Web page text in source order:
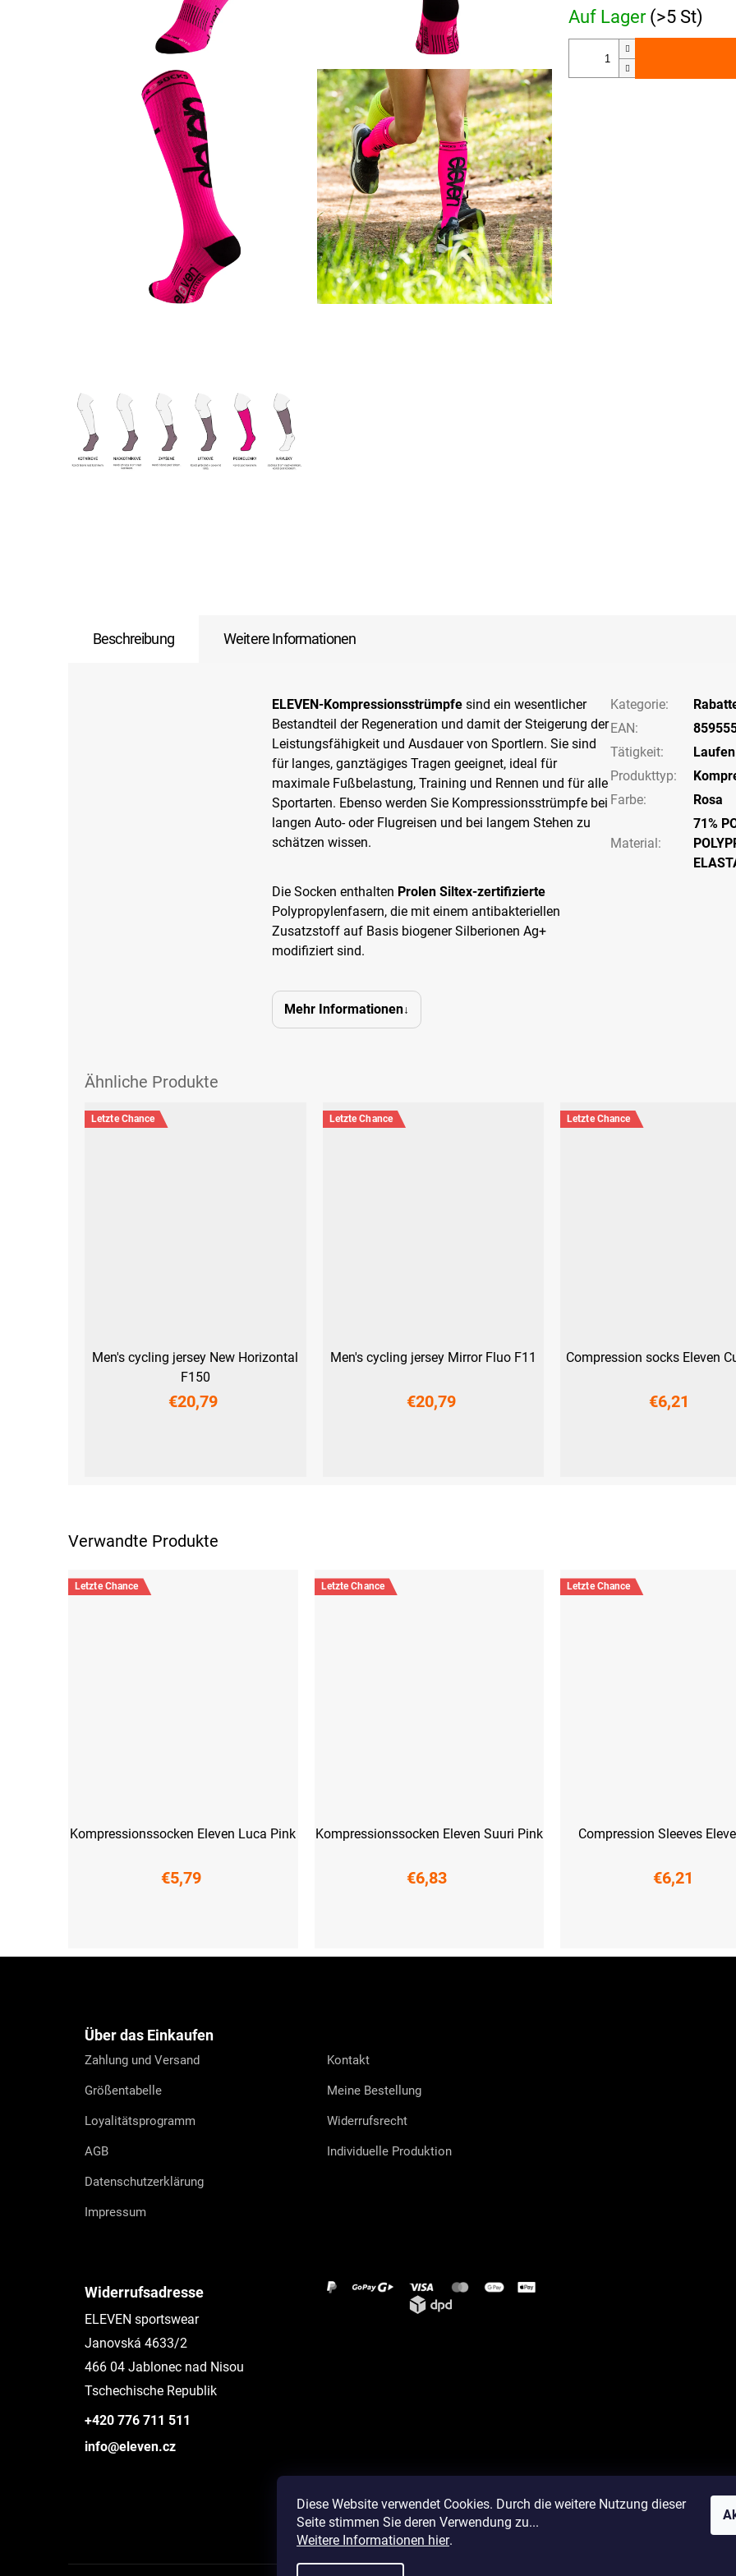
Diese Website verwendet Cookies. Durch die weitere Nutzung dieser
Seite stimmen Sie deren Verwendung zu...
Weitere Informationen hier.
Auf Lager (>5 St)
Verwandte Produkte
Letzte Chance
Kompressionssocken Eleven Luca Pink
€5,79
Letzte Chance
Kompressionssocken Eleven Suuri Pink
€6,83
Letzte Chance
Compression Sleeves
€6,21
Beschreibung Weitere Informationen
ELEVEN-Kompressionsstrümpfesind ein wesentlicher
Bestandteil der Regeneration und damit der Steigerung der
Leistungsfähigkeit und Ausdauer von Sportlern. Sie sind
für langes, ganztägiges Tragen geeignet, ideal für
maximale Fußbelastung, Training und Rennen und für alle
Sportarten. Ebenso werden Sie Kompressionsstrümpfe bei
langen Auto- oder Flugreisen und bei langem Stehen zu
schätzen wissen.
Die Socken enthalten Prolen Siltex-zertifizierte
Polypropylenfasern, die mit einem antibakteriellen
Zusatzstoff auf Basis biogener Silberionen Ag+
modifiziert sind.
Mehr Informationen
Kategorie:
EAN:
Tätigkeit:
Laufen
Produkttyp:
Farbe: Rosa
Material:
71%
Letzte Chance
Men's cycling jersey New Horizontal
F150
€20,79
Letzte Chance
Men's cycling jersey Mirror Fluo F11
€20,79
Letzte Chance
Compression socks Eleven
€6,21
Über das Einkaufen
Zahlung und Versand
Größentabelle
Loyalitätsprogramm
AGB
Datenschutzerklärung
Impressum
Kontakt
Meine Bestellung
Widerrufsrecht
Individuelle Produktion
Widerrufsadresse
ELEVEN sportswear
Janovská 4633/2
466 04 Jablonec nad Nisou
Tschechische Republik
+420 776 711 511
info@eleven.cz